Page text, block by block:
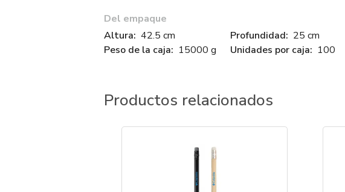
Del empaque
Altura: 42.5 cm
Peso de la caja: 15000 g
Profundidad: 25 cm
Unidades por caja: 100
Productos relacionados